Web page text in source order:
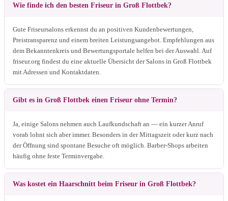
Wie finde ich den besten Friseur in Groß Flottbek?
Gute Friseursalons erkennst du an positiven Kundenbewertungen,
Preistransparenz und einem breiten Leistungsangebot. Empfehlungen aus
dem Bekanntenkreis und Bewertungsportale helfen bei der Auswahl. Auf
friseur.org findest du eine aktuelle Übersicht der Salons in Groß Flottbek
mit Adressen und Kontaktdaten.
Gibt es in Groß Flottbek einen Friseur ohne Termin?
Ja, einige Salons nehmen auch Laufkundschaft an — ein kurzer Anruf
vorab lohnt sich aber immer. Besonders in der Mittagszeit oder kurz nach
der Öffnung sind spontane Besuche oft möglich. Barber-Shops arbeiten
häufig ohne feste Terminvergabe.
Was kostet ein Haarschnitt beim Friseur in Groß Flottbek?